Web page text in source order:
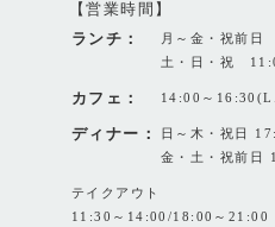
【営業時間】
ランチ：
月～金・祝前
土・日・祝
カフェ： 14:00～
ディナー：
日～木・祝日
金・土・祝前
テイクアウト
11:30～14:00/18:00～21:00